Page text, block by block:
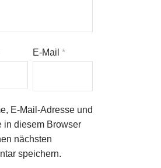
E-Mail*
E-Mail-Adresse und
in diesem Browser
nächsten
speichern.